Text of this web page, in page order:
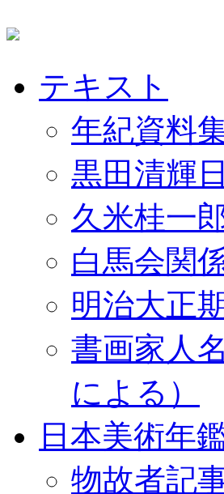
テキスト
年紀資料
黒田清輝
久米桂一
白馬会関
明治大正
書画家人
による）
日本美術年
物故者記